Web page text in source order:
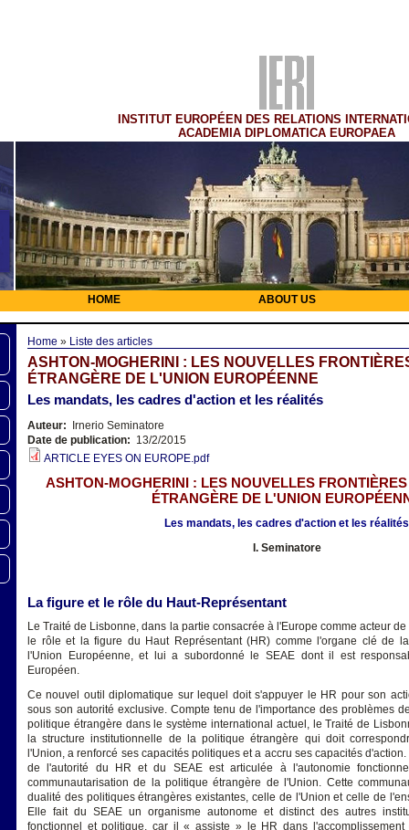
INSTITUT EUROPÉEN DES RELATIONS
ACADEMIA DIPLOMATICA EUROPAEA
HOME ABOUT US
Home » Liste des articles
ASHTON-MOGHERINI : LES NOUVELLES
ÉTRANGÈRE DE L'UNION EUROPÉENNE
Les mandats, les cadres d'action et les réalités
Auteur: Irnerio Seminatore
Date de publication: 13/2/2015
ARTICLE EYES ON EUROPE.pdf
ASHTON-MOGHERINI : LES NOUVELLES
ÉTRANGÈRE DE L'UNION
Les mandats, les cadres d'action et les réalités
I. Seminatore
La figure et le rôle du Haut-Représentant
Le Traité de Lisbonne, dans la partie consacrée à l'Europe comme acteur
le rôle et la figure du Haut Représentant (HR) comme l'organe clé de
l'Union Européenne, et lui a subordonné le SEAE dont il est
Européen.
Ce nouvel outil diplomatique sur lequel doit s'appuyer le HR pour son
sous son autorité exclusive. Compte tenu de l'importance des problèmes
politique étrangère dans le système international actuel, le Traité de
la structure institutionnelle de la politique étrangère qui doit
l'Union, a renforcé ses capacités politiques et a accru ses capacités
de l'autorité du HR et du SEAE est articulée à l'autonomie
communautarisation de la politique étrangère de l'Union. Cette
dualité des politiques étrangères existantes, celle de l'Union et celle de
Elle fait du SEAE un organisme autonome et distinct des autres
fonctionnel et politique, car il « assiste » le HR dans